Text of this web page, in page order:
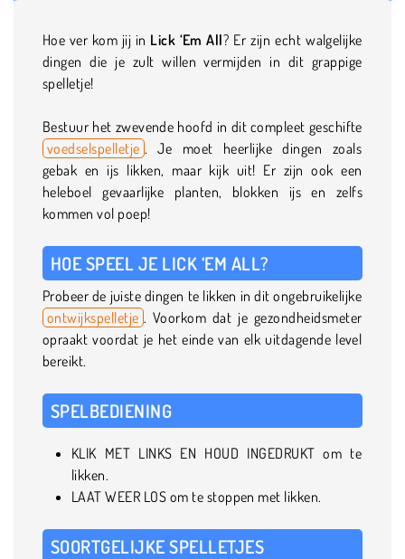
Hoe ver kom jij in Lick ‘Em All? Er zijn echt walgelijke
dingen die je zult willen vermijden in dit grappige
spelletje!
Bestuur het zwevende hoofd in dit compleet geschifte
voedselspelletje . Je moet heerlijke dingen zoals
gebak en ijs likken, maar kijk uit! Er zijn ook een
heleboel gevaarlijke planten, blokken ijs en zelfs
kommen vol poep!
HOE SPEEL JE LICK ‘EM ALL?
Probeer de juiste dingen te likken in dit ongebruikelijke
ontwijkspelletje . Voorkom dat je gezondheidsmeter
opraakt voordat je het einde van elk uitdagende level
bereikt.
SPELBEDIENING
KLIK MET LINKS EN HOUD INGEDRUKT om te
likken.
LAAT WEER LOS om te stoppen met likken.
SOORTGELIJKE SPELLETJES